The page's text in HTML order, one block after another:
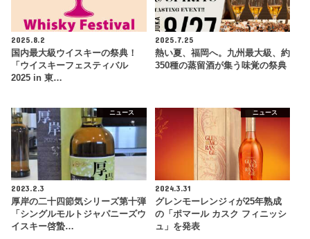
2025.8.2
国内最大級ウイスキーの祭典！
「ウイスキーフェスティバル
2025 in 東…
2025.7.25
熱い夏、福岡へ。九州最大級、約
350種の蒸留酒が集う味覚の祭典
ニュース
2023.2.3
厚岸の二十四節気シリーズ第十弾
「シングルモルトジャパニーズウ
イスキー啓蟄…
ニュース
2024.3.31
グレンモーレンジィが25年熟成
の「ポマール カスク フィニッシ
ュ」を発表